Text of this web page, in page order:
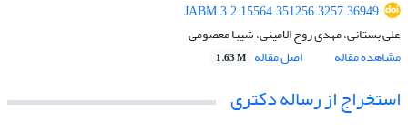
JABM.3.2.15564.351256.3257.36949
علی بستانی، مهدی روح الامینی، شیبا معصومی
مشاهده مقاله
اصل مقاله 1.63 M
استخراج از رساله دکتری